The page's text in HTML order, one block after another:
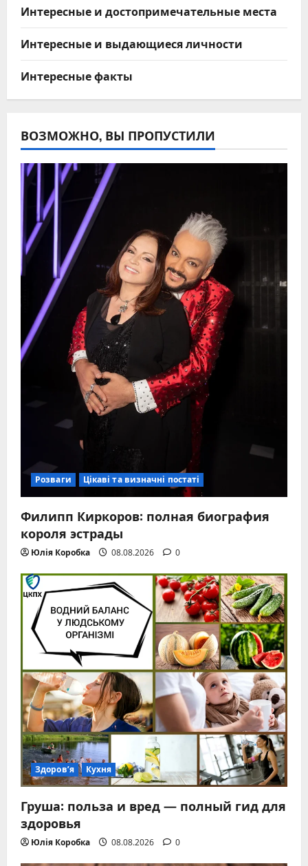
Интересные и достопримечательные места
Интересные и выдающиеся личности
Интересные факты
ВОЗМОЖНО, ВЫ ПРОПУСТИЛИ
Розваги Цікаві та визначні постаті
Филипп Киркоров: полная биография
короля эстрады
Юлія Коробка 08.08.2026 0
Здоров’я Кухня
Груша: польза и вред — полный гид для
здоровья
Юлія Коробка 08.08.2026 0